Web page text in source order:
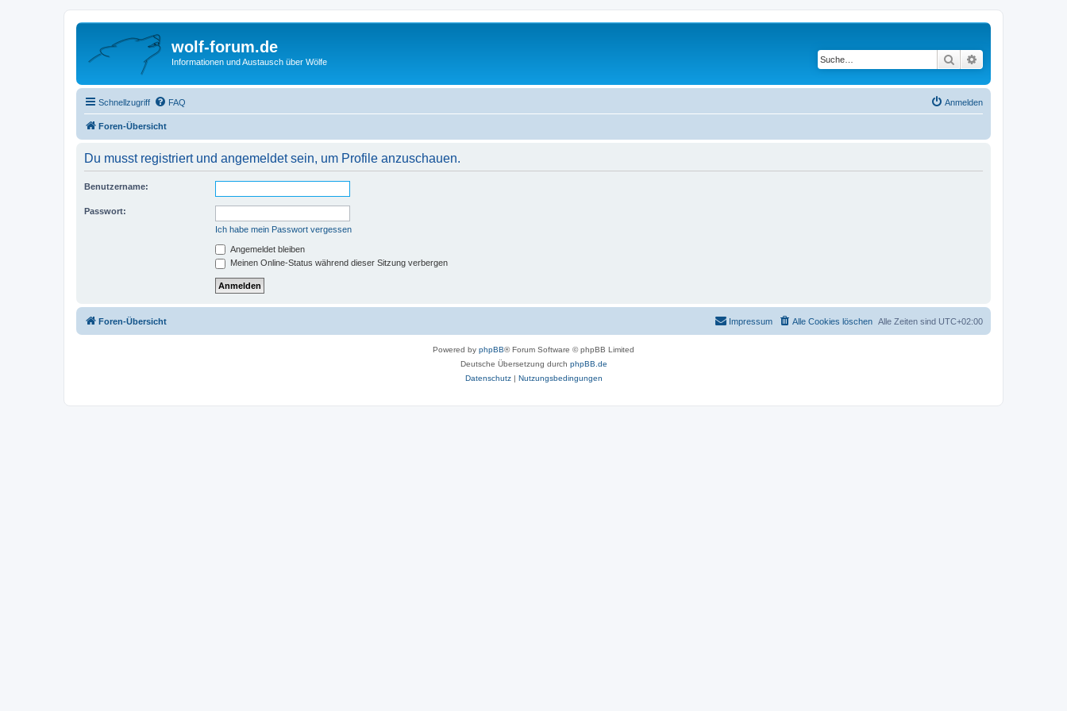
wolf-forum.de
Informationen und Austausch über Wölfe Suche
Schnellzugriff FAQ Anmelden
Foren-Übersicht
Du musst registriert und angemeldet sein, um Profile anzuschauen.
Benutzername:
Passwort:
Ich habe mein Passwort vergessen
Angemeldet bleiben
Meinen Online-Status während dieser Sitzung verbergen
Foren-Übersicht Alle Zeiten sind UTC+02:00
Alle Cookies löschen
Impressum
Powered by phpBB® Forum Software © phpBB Limited
Deutsche Übersetzung durch phpBB.de
Datenschutz| Nutzungsbedingungen